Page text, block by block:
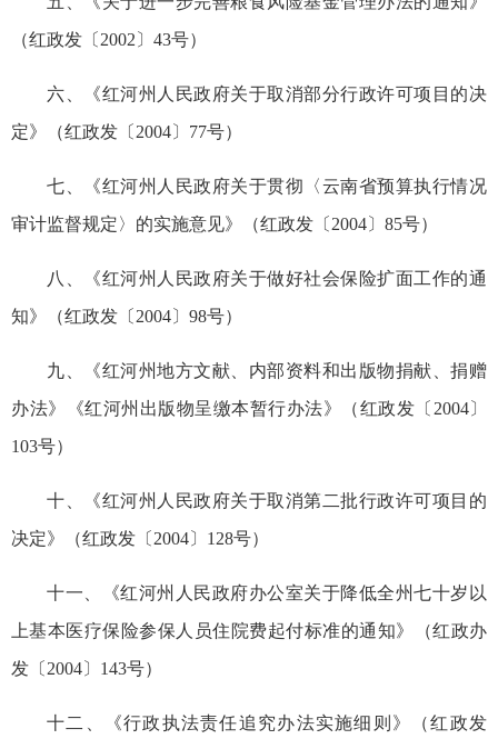
（红政发〔2002〕43号）
六、《红河州人民政府关于取消部分行政许可项目的决
定》（红政发〔2004〕77号）
七、《红河州人民政府关于贯彻〈云南省预算执行情况
审计监督规定〉的实施意见》（红政发〔2004〕85号）
八、《红河州人民政府关于做好社会保险扩面工作的通
知》（红政发〔2004〕98号）
九、《红河州地方文献、内部资料和出版物捐献、捐赠
办法》《红河州出版物呈缴本暂行办法》（红政发〔2004〕
103号）
十、《红河州人民政府关于取消第二批行政许可项目的
决定》（红政发〔2004〕128号）
十一、《红河州人民政府办公室关于降低全州七十岁以
上基本医疗保险参保人员住院费起付标准的通知》（红政办
发〔2004〕143号）
十二、《行政执法责任追究办法实施细则》（红政发